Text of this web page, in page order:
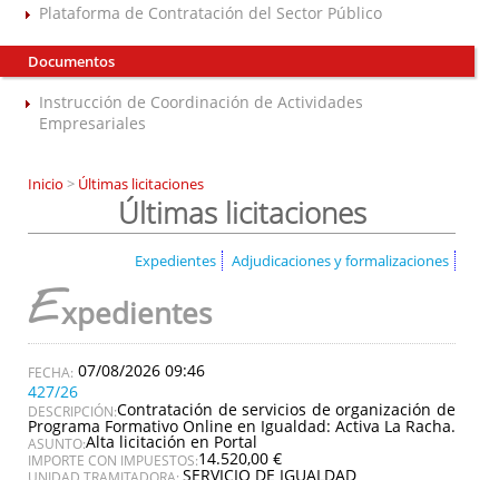
Plataforma de Contratación del Sector Público
Documentos
Instrucción de Coordinación de Actividades
Empresariales
Inicio > Últimas licitaciones
Últimas licitaciones
Expedientes Adjudicaciones y formalizaciones
Expedientes
07/08/2026 09:46
427/26
DESCRIPCIÓN:Contratación de servicios de organización de
Programa Formativo Online en Igualdad: Activa La Racha.
ASUNTO:Alta licitación en Portal
IMPORTE CON IMPUESTOS:14.520,00 €
UNIDAD TRAMITADORA: SERVICIO DE IGUALDAD